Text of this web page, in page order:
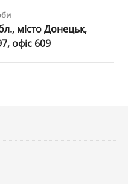
місто Донецьк,
офіс 609